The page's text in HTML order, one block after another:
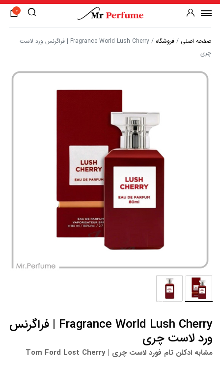
0
صفحه اصلی / فروشگاه /
Fragrance World Lush Cherry | فراگرنس ورد لاست
چری
Fragrance World Lush Cherry | فراگرنس
ورد لاست چری
مشابه ادکلن تام فورد لاست چری | Tom Ford Lost Cherry